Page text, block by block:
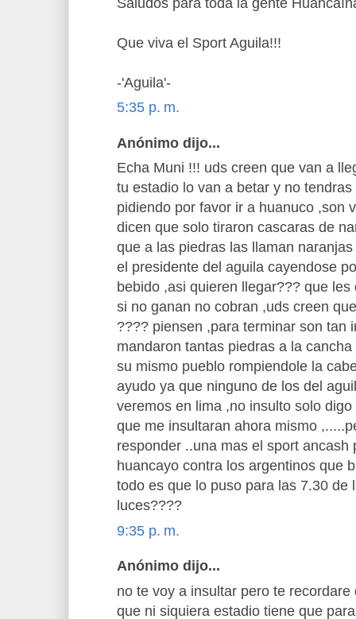
Que viva el Sport Aguila!!!
-'Aguila'-
5:35 p. m.
Anónimo dijo...
Echa Muni !!! uds creen que van a
tu estadio lo van a betar y no
pidiendo por favor ir a huanuco ,son
dicen que solo tiraron cascaras de
que a las piedras las llaman
el presidente del aguila cayendose
bebido ,asi quieren llegar??? que
si no ganan no cobran ,uds creen
???? piensen ,para terminar son tan
mandaron tantas piedras a la
su mismo pueblo rompiendole la
ayudo ya que ninguno de los del
veremos en lima ,no insulto solo
que me insultaran ahora mismo
responder ..una mas el sport ancash
huancayo contra los argentinos que
todo es que lo puso para las 7.30 de
luces????
9:35 p. m.
Anónimo dijo...
no te voy a insultar pero te
que ni siquiera estadio tiene que